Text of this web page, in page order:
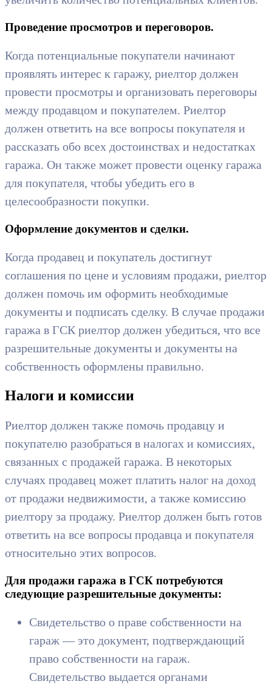
Проведение просмотров и переговоров.
Когда потенциальные покупатели начинают
проявлять интерес к гаражу, риелтор должен
провести просмотры и организовать переговоры
между продавцом и покупателем. Риелтор
должен ответить на все вопросы покупателя и
рассказать обо всех достоинствах и недостатках
гаража. Он также может провести оценку гаража
для покупателя, чтобы убедить его в
целесообразности покупки.
Оформление документов и сделки.
Когда продавец и покупатель достигнут
соглашения по цене и условиям продажи, риелтор
должен помочь им оформить необходимые
документы и подписать сделку. В случае продажи
гаража в ГСК риелтор должен убедиться, что все
разрешительные документы и документы на
собственность оформлены правильно.
Налоги и комиссии
Риелтор должен также помочь продавцу и
покупателю разобраться в налогах и комиссиях,
связанных с продажей гаража. В некоторых
случаях продавец может платить налог на доход
от продажи недвижимости, а также комиссию
риелтору за продажу. Риелтор должен быть готов
ответить на все вопросы продавца и покупателя
относительно этих вопросов.
Для продажи гаража в ГСК потребуются
следующие разрешительные документы:
Свидетельство о праве собственности на
гараж — это документ, подтверждающий
право собственности на гараж.
Свидетельство выдается органами